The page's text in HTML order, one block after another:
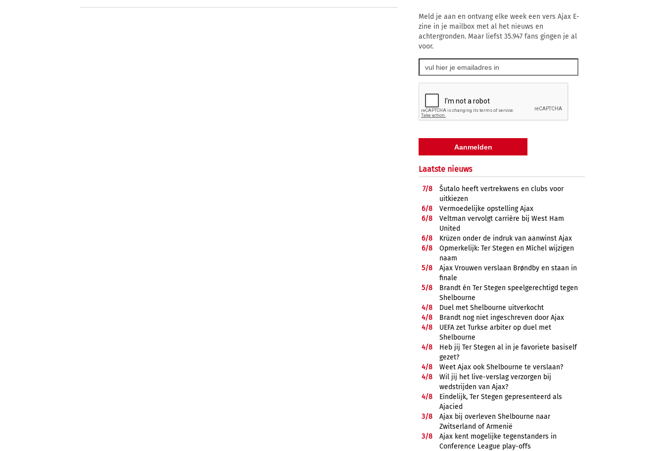
Meld je aan en ontvang elke week een vers Ajax E-
zine in je mailbox met al het nieuws en
achtergronden. Maar liefst 35.947 fans gingen je al
voor.
Laatste nieuws
7/8
Šutalo heeft vertrekwens en clubs voor
uitkiezen
6/8
Vermoedelijke opstelling Ajax
6/8
Veltman vervolgt carrière bij West Ham
United
6/8
Krüzen onder de indruk van aanwinst Ajax
6/8
Opmerkelijk: Ter Stegen en Míchel wijzigen
naam
5/8
Ajax Vrouwen verslaan Brøndby en staan in
finale
5/8
Brandt én Ter Stegen speelgerechtigd tegen
Shelbourne
4/8
Duel met Shelbourne uitverkocht
4/8
Brandt nog niet ingeschreven door Ajax
4/8
UEFA zet Turkse arbiter op duel met
Shelbourne
4/8
Heb jij Ter Stegen al in je favoriete basiself
gezet?
4/8
Weet Ajax ook Shelbourne te verslaan?
4/8
Wil jij het live-verslag verzorgen bij
wedstrijden van Ajax?
4/8
Eindelijk, Ter Stegen gepresenteerd als
Ajacied
3/8
Ajax bij overleven Shelbourne naar
Zwitserland of Armenië
3/8
Ajax kent mogelijke tegenstanders in
Conference League play-offs